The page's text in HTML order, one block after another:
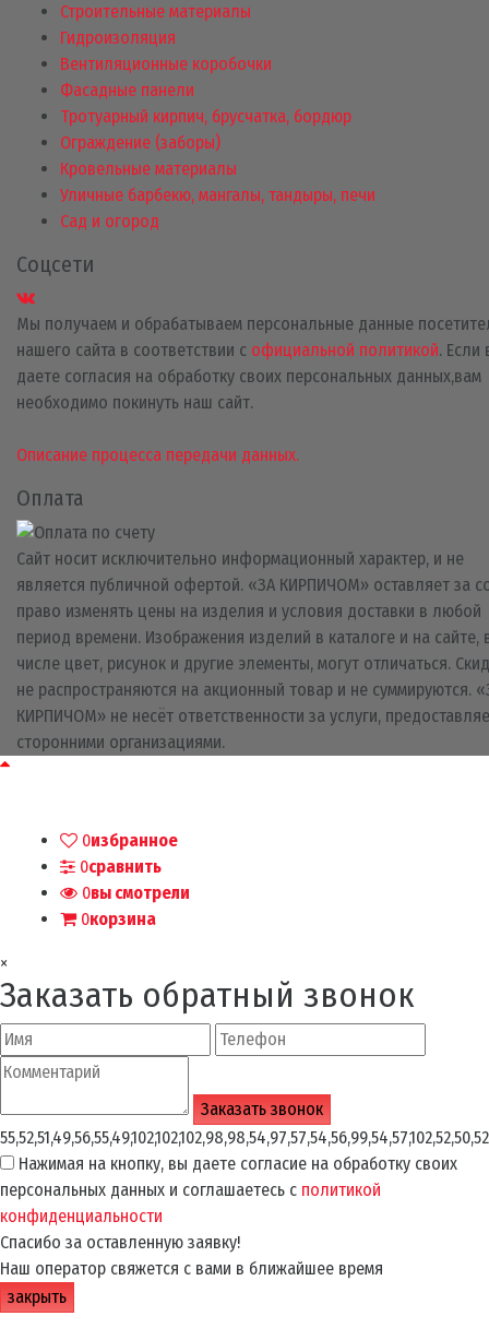
Строительные материалы
Гидроизоляция
Вентиляционные коробочки
Фасадные панели
Тротуарный кирпич, брусчатка, бордюр
Ограждение (заборы)
Кровельные материалы
Уличные барбекю, мангалы, тандыры, печи
Сад и огород
Соцсети
Мы получаем и обрабатываем персональные данные
нашего сайта в соответствии с официальной политикой. Если
даете согласия на обработку своих персональных данных,вам
необходимо покинуть наш сайт.
Описание процесса передачи данных.
Оплата
Сайт носит исключительно информационный характер, и не
является публичной офертой. «ЗА КИРПИЧОМ» оставляет за
право изменять цены на изделия и условия доставки в любой
период времени. Изображения изделий в каталоге и на сайте,
числе цвет, рисунок и другие элементы, могут отличаться.
не распространяются на акционный товар и не суммируются.
КИРПИЧОМ» не несёт ответственности за услуги,
сторонними организациями.
0избранное
0сравнить
0вы смотрели
0корзина
×
Заказать обратный звонок
Нажимая на кнопку, вы даете согласие на обработку своих
персональных данных и соглашаетесь с политикой
конфиденциальности
Спасибо за оставленную заявку!
Наш оператор свяжется с вами в ближайшее время
закрыть